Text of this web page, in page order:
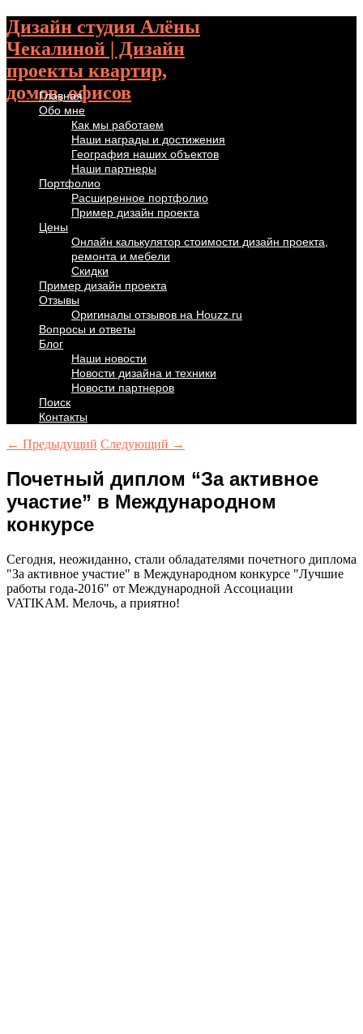
Дизайн студия Алёны
Чекалиной | Дизайн
проекты квартир,
домов, офисов
Главная
Обо мне
Как мы работаем
Наши награды и достижения
География наших объектов
Наши партнеры
Портфолио
Расширенное портфолио
Пример дизайн проекта
Цены
Онлайн калькулятор стоимости дизайн проекта,
ремонта и мебели
Скидки
Пример дизайн проекта
Отзывы
Оригиналы отзывов на Houzz.ru
Вопросы и ответы
Блог
Наши новости
Новости дизайна и техники
Новости партнеров
Поиск
Контакты
← Предыдущий Следующий →
Почетный диплом “За активное
участие” в Международном
конкурсе
Сегодня, неожиданно, стали обладателями почетного диплома
"За активное участие" в Международном конкурсе "Лучшие
работы года-2016" от Международной Ассоциации
VATIKAM. Мелочь, а приятно!